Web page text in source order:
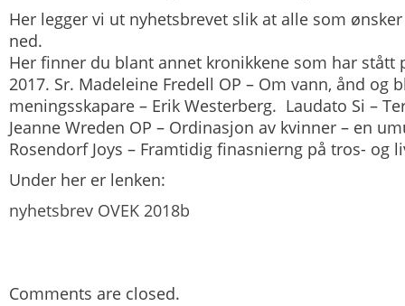
Her legger vi ut nyhetsbrevet slik at alle som
ned.
Her finner du blant annet kronikkene som har stått
2017. Sr. Madeleine Fredell OP – Om vann, ånd og
meningsskapare – Erik Westerberg. Laudato Si –
Jeanne Wreden OP – Ordinasjon av kvinner – en
Rosendorf Joys – Framtidig finasnierng på tros- og
Under her er lenken:
nyhetsbrev OVEK 2018b
Comments are closed.